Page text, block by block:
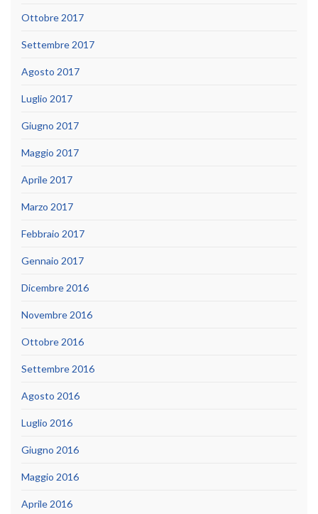
Ottobre 2017
Settembre 2017
Agosto 2017
Luglio 2017
Giugno 2017
Maggio 2017
Aprile 2017
Marzo 2017
Febbraio 2017
Gennaio 2017
Dicembre 2016
Novembre 2016
Ottobre 2016
Settembre 2016
Agosto 2016
Luglio 2016
Giugno 2016
Maggio 2016
Aprile 2016